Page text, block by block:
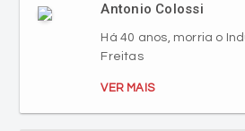
Antonio Colossi
Há 40 anos, morria o
Freitas
VER MAIS